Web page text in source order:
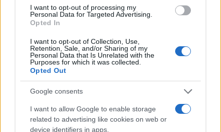
I want to opt-out of processing my
Personal Data for Targeted Advertising.
Opted In
I want to opt-out of Collection, Use,
Retention, Sale, and/or Sharing of my
Personal Data that Is Unrelated with the
Purposes for which it was collected.
Opted Out
Google consents
I want to allow Google to enable storage
related to advertising like cookies on web or
device identifiers in apps.
Sigue leyendo